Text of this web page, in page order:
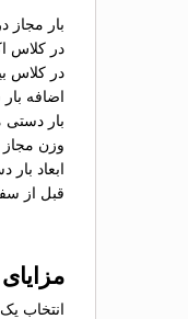
بار
در کلاس اکونومی:
در کلاس بیزنس:
اضافه
بار دستی
وزن مجاز معمولاً ۵
ابعاد بار
قبل از
انتخاب